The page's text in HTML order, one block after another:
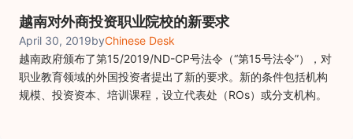
越南对外商投资职业院校的新要求
April 30, 2019byChinese Desk
越南政府颁布了第15/2019/ND-CP号法令（“第15号法令”），对
职业教育领域的外国投资者提出了新的要求。新的条件包括机构
规模、投资资本、培训课程，设立代表处（ROs）或分支机构。